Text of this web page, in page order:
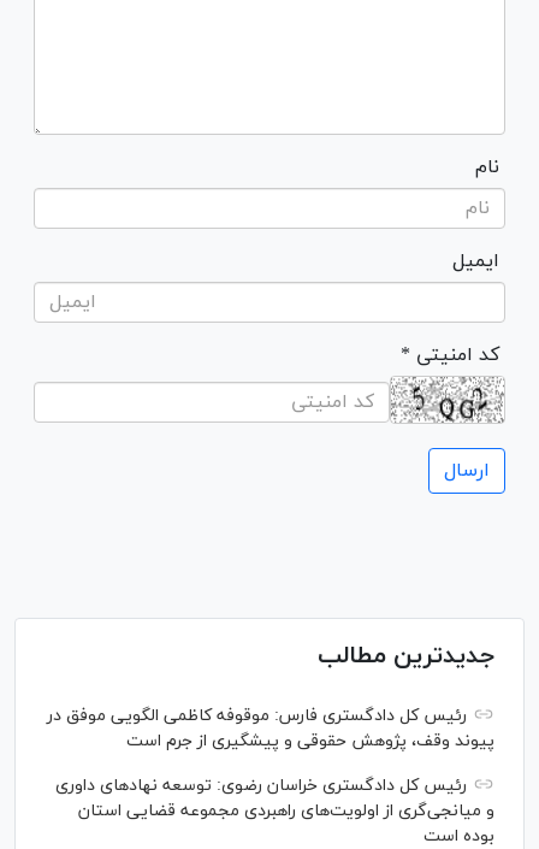
نام
ایمیل
* کد امنیتی
جدیدترین مطالب
رئیس کل دادگستری فارس: موقوفه کاظمی الگویی موفق در
پیوند وقف، پژوهش حقوقی و پیشگیری از جرم است
رئیس کل دادگستری خراسان رضوی: توسعه نهاد‌های داوری
و میانجی‌گری از اولویت‌های راهبردی مجموعه قضایی استان
بوده است